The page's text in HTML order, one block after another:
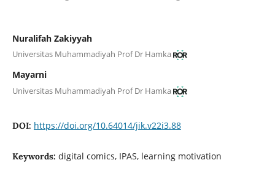
Nuralifah Zakiyyah
Universitas Muhammadiyah Prof Dr Hamka
Mayarni
Universitas Muhammadiyah Prof Dr Hamka
DOI: https://doi.org/10.64014/jik.v22i3.88
Keywords: digital comics, IPAS, learning motivation